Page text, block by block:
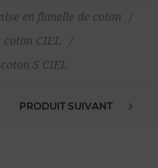
en flanelle de coton
/
coton CIEL
/
S CIEL
PRODUIT SUIVANT